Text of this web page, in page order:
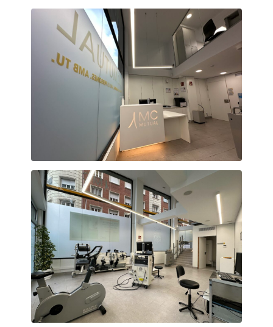
Humanització de l'accés al centre
Recepció Rehabilitació amb doble espai.